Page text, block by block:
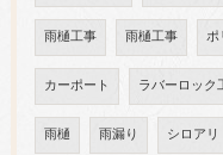
雨樋工事 雨樋工事 ポ
カーポート ラバーロック
雨樋 雨漏り シロアリ